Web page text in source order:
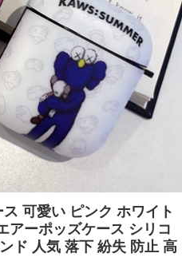
可愛い ピンク ホワイト
アーポッズケース シリコ
ド 人気 落下 紛失 防止 高